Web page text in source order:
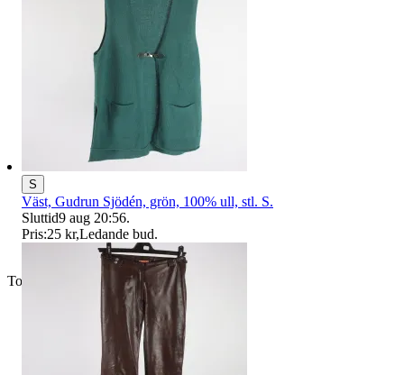
Toppsäljare
S
Väst, Gudrun Sjödén, grön, 100% ull, stl. S.
Sluttid9 aug 20:56.
Pris:25 kr,Ledande bud.